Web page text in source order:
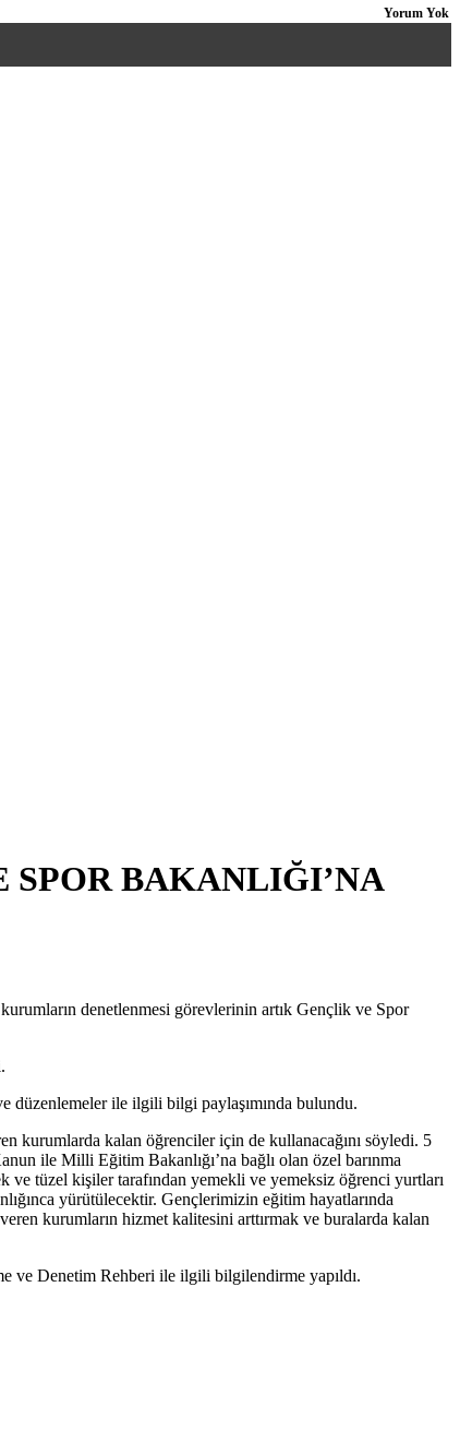
BAKANLIĞI’NA
denetlenmesi görevlerinin artık Gençlik ve Spor
düzenlemeler ile ilgili bilgi paylaşımında bulundu.
kurumlarda kalan öğrenciler için de kullanacağını söyledi. 5
ile Milli Eğitim Bakanlığı’na bağlı olan özel barınma
ve tüzel kişiler tarafından yemekli ve yemeksiz öğrenci yurtları
yürütülecektir. Gençlerimizin eğitim hayatlarında
kurumların hizmet kalitesini arttırmak ve buralarda kalan
ve Denetim Rehberi ile ilgili bilgilendirme yapıldı.
Yorum Yok